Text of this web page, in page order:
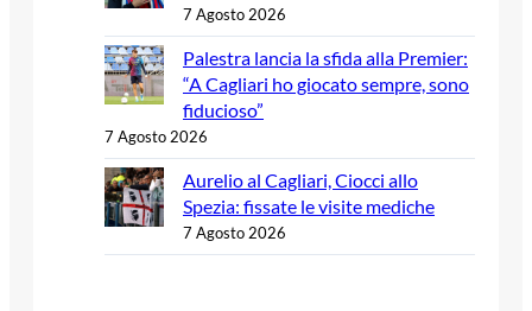
7 Agosto 2026
Palestra lancia la sfida alla Premier:
“A Cagliari ho giocato sempre, sono
fiducioso”
7 Agosto 2026
Aurelio al Cagliari, Ciocci allo
Spezia: fissate le visite mediche
7 Agosto 2026